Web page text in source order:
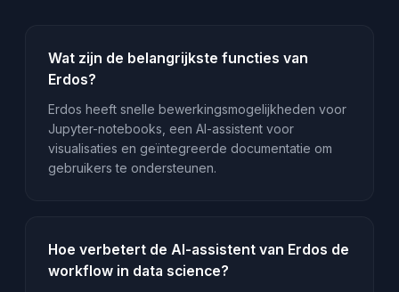
Wat zijn de belangrijkste functies van
Erdos?
Erdos heeft snelle bewerkingsmogelijkheden voor
Jupyter-notebooks, een AI-assistent voor
visualisaties en geïntegreerde documentatie om
gebruikers te ondersteunen.
Hoe verbetert de AI-assistent van Erdos de
workflow in data science?